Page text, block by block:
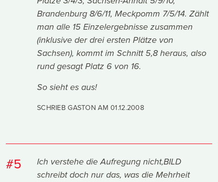
Brandenburg 8/6/11, Meckpomm 7/5/14. Zählt
man alle 15 Einzelergebnisse zusammen
(inklusive der drei ersten Plätze von
Sachsen), kommt im Schnitt 5,8 heraus, also
rund gesagt Platz 6 von 16.
So sieht es aus!
SCHRIEB GASTON AM01.12.2008
#5
Ich verstehe die Aufregung nicht,BILD
schreibt doch nur das, was die Mehrheit